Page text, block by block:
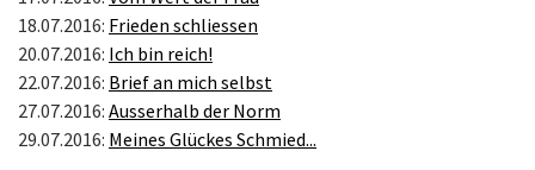
18.07.2016: Frieden schliessen
20.07.2016: Ich bin reich!
22.07.2016: Brief an mich selbst
27.07.2016: Ausserhalb der Norm
29.07.2016: Meines Glückes Schmied...